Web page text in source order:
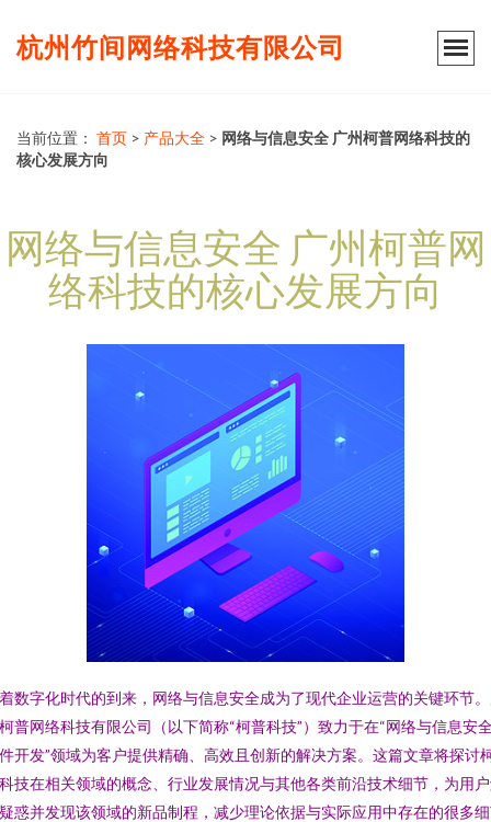
杭州竹间网络科技有限公司
当前位置： 首页 > 产品大全 > 网络与信息安全 广州柯普网络科技的
核心发展方向
网络与信息安全 广州柯普网
络科技的核心发展方向
数字化时代的到来，网络与信息安全成为了现代企业运营的关键环节
普网络科技有限公司（以下简称“柯普科技”）致力于在“网络与信息安
开发”领域为客户提供精确、高效且创新的解决方案。这篇文章将探讨
技在相关领域的概念、行业发展情况与其他各类前沿技术细节，为用
惑并发现该领域的新品制程，减少理论依据与实际应用中存在的很多